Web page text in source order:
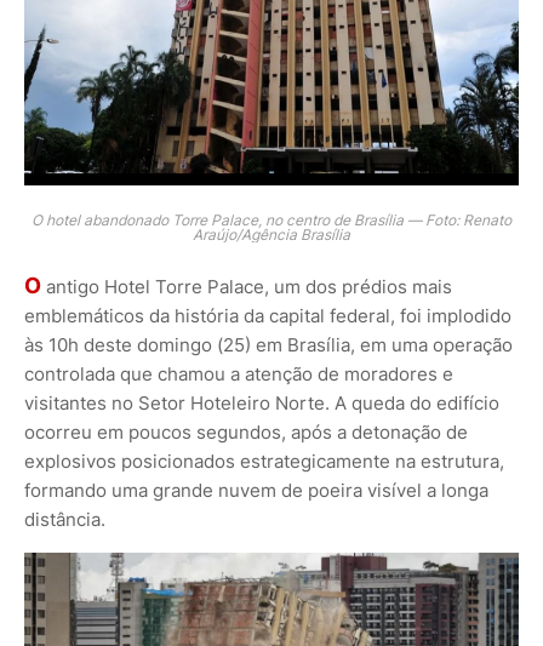
O hotel abandonado Torre Palace, no centro de Brasília — Foto: Renato
Araújo/Agência Brasília
O antigo Hotel Torre Palace, um dos prédios mais
emblemáticos da história da capital federal, foi implodido
às 10h deste domingo (25) em Brasília, em uma operação
controlada que chamou a atenção de moradores e
visitantes no Setor Hoteleiro Norte. A queda do edifício
ocorreu em poucos segundos, após a detonação de
explosivos posicionados estrategicamente na estrutura,
formando uma grande nuvem de poeira visível a longa
distância.